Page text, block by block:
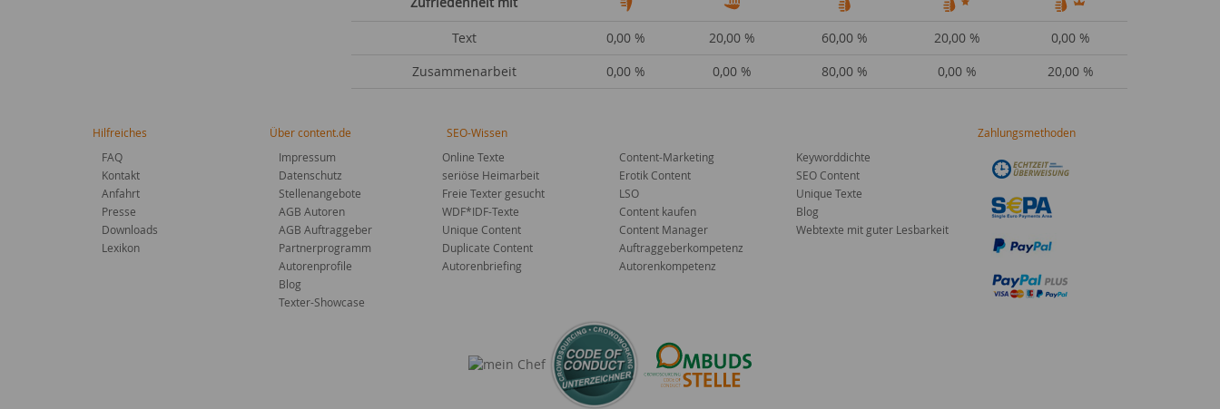
Text 0,00 % 20,00 % 60,00 % 20,00 %
0,00 %
Zusammenarbeit
0,00 % 0,00 % 80,00 % 0,00 % 20,00 %
Hilfreiches
FAQ
Kontakt
Anfahrt
Presse
Downloads
Lexikon
Über content.de
Impressum
Datenschutz
Stellenangebote
AGB Autoren
AGB Auftraggeber
Partnerprogramm
Autorenprofile
Blog
Texter-Showcase
SEO-Wissen
Online Texte
seriöse Heimarbeit
Freie Texter gesucht
WDF*IDF-Texte
Unique Content
Duplicate Content
Autorenbriefing
Content-Marketing
Erotik Content
LSO
Content kaufen
Content Manager
Auftraggeberkompetenz
Autorenkompetenz
Keyworddichte
SEO Content
Unique Texte
Blog
Webtexte mit guter Lesbarkeit
Zahlungsmethoden